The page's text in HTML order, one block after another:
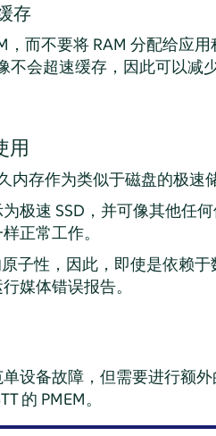
存
而不要将 RAM 分配给应
不会超速缓存，因此可以减
用
存作为类似于磁盘的极速
极速 SSD，并可像其他任
正常工作。
子性，因此，即使是依赖
媒体错误报告。
设备故障，但需要进行额
的 PMEM。